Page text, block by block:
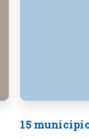
15